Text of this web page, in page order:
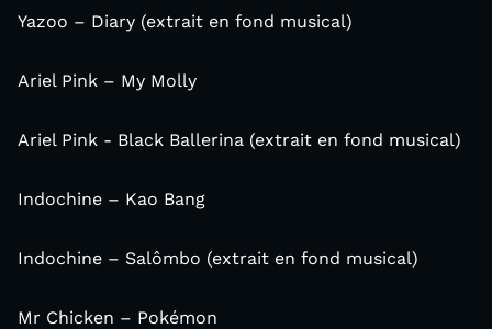
Yazoo – Diary (extrait en fond musical)
Ariel Pink – My Molly
Ariel Pink - Black Ballerina (extrait en fond musical)
Indochine – Kao Bang
Indochine – Salômbo (extrait en fond musical)
Mr Chicken – Pokémon